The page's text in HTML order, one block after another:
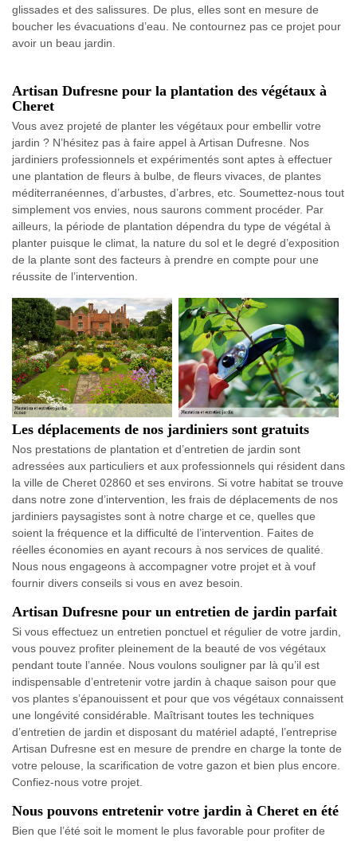
glissades et des salissures. De plus, elles sont en mesure de
boucher les évacuations d’eau. Ne contournez pas ce projet pour
avoir un beau jardin.
Artisan Dufresne pour la plantation des végétaux à
Cheret
Vous avez projeté de planter les végétaux pour embellir votre
jardin ? N’hésitez pas à faire appel à Artisan Dufresne. Nos
jardiniers professionnels et expérimentés sont aptes à effectuer
une plantation de fleurs à bulbe, de fleurs vivaces, de plantes
méditerranéennes, d’arbustes, d’arbres, etc. Soumettez-nous tout
simplement vos envies, nous saurons comment procéder. Par
ailleurs, la période de plantation dépendra du type de végétal à
planter puisque le climat, la nature du sol et le degré d’exposition
de la plante sont des facteurs à prendre en compte pour une
réussite de l’intervention.
Les déplacements de nos jardiniers sont gratuits
Nos prestations de plantation et d’entretien de jardin sont
adressées aux particuliers et aux professionnels qui résident dans
la ville de Cheret 02860 et ses environs. Si votre habitat se trouve
dans notre zone d’intervention, les frais de déplacements de nos
jardiniers paysagistes sont à notre charge et ce, quelles que
soient la fréquence et la difficulté de l’intervention. Faites de
réelles économies en ayant recours à nos services de qualité.
Nous nous engageons à accompagner votre projet et à vouf
fournir divers conseils si vous en avez besoin.
Artisan Dufresne pour un entretien de jardin parfait
Si vous effectuez un entretien ponctuel et régulier de votre jardin,
vous pouvez profiter pleinement de la beauté de vos végétaux
pendant toute l’année. Nous voulons souligner par là qu’il est
indispensable d’entretenir votre jardin à chaque saison pour que
vos plantes s’épanouissent et pour que vos végétaux connaissent
une longévité considérable. Maîtrisant toutes les techniques
d’entretien de jardin et disposant du matériel adapté, l’entreprise
Artisan Dufresne est en mesure de prendre en charge la tonte de
votre pelouse, la scarification de votre gazon et bien plus encore.
Confiez-nous votre projet.
Nous pouvons entretenir votre jardin à Cheret en été
Bien que l’été soit le moment le plus favorable pour profiter de